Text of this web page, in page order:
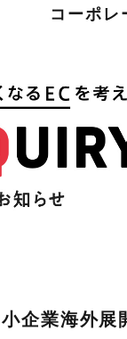
コーポレ
企業海外展